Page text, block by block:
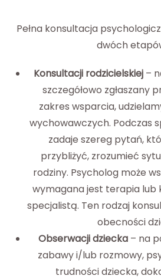
Pełna konsultacja
dwóch
Konsultacji rodzicielskiej–
szczegółowo zgłaszany
zakres wsparcia,
wychowawczych. Podczas
zadaje szereg pytań,
przybliżyć, zrozumieć
rodziny. Psycholog może
wymagana jest terapia lub
specjalistą. Ten rodzaj
obecności
Obserwacji dziecka– na
zabawy i/lub rozmowy,
trudności dziecka,